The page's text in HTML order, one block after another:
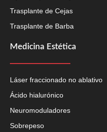
Trasplante de Cejas
Trasplante de Barba
Medicina Estética
Láser fraccionado no ablativo
Ácido hialurónico
Neuromoduladores
Sobrepeso